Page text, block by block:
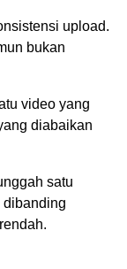
upload.
bukan
video yang
diabaikan
satu
dibanding